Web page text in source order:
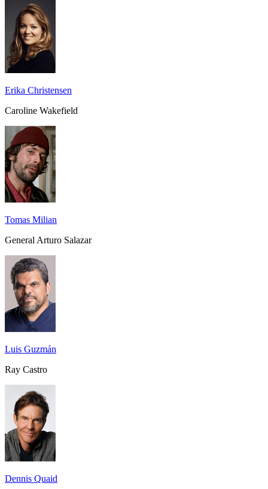
Erika Christensen
Caroline Wakefield
Tomas Milian
General Arturo Salazar
Luis Guzmán
Ray Castro
Dennis Quaid